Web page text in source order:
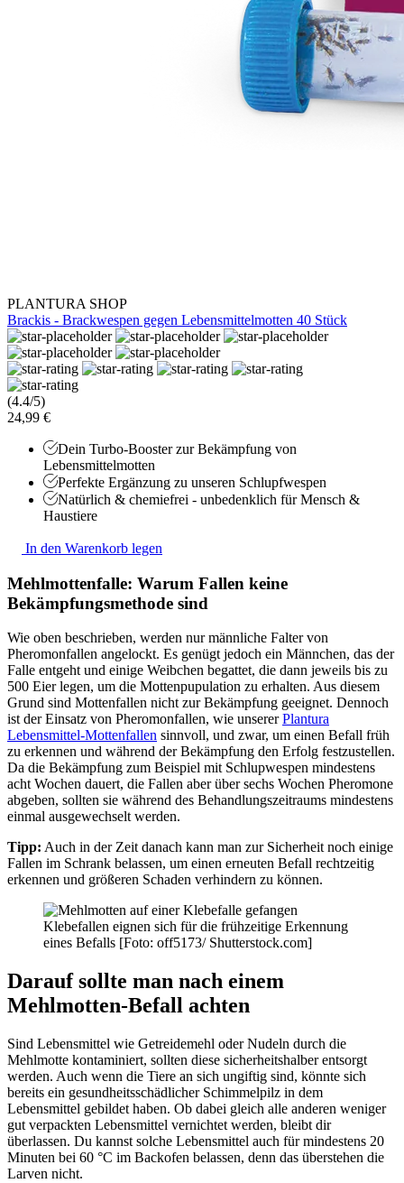
PLANTURA SHOP
Brackis - Brackwespen gegen Lebensmittelmotten 40 Stück
(4.4/5)
24,99 €
Dein Turbo-Booster zur Bekämpfung von
Lebensmittelmotten
Perfekte Ergänzung zu unseren Schlupfwespen
Natürlich & chemiefrei - unbedenklich für Mensch &
Haustiere
In den Warenkorb legen
Mehlmottenfalle: Warum Fallen keine
Bekämpfungsmethode sind
Wie oben beschrieben, werden nur männliche Falter von
Pheromonfallen angelockt. Es genügt jedoch ein Männchen, das der
Falle entgeht und einige Weibchen begattet, die dann jeweils bis zu
500 Eier legen, um die Mottenpupulation zu erhalten. Aus diesem
Grund sind Mottenfallen nicht zur Bekämpfung geeignet. Dennoch
ist der Einsatz von Pheromonfallen, wie unsererPlantura
Lebensmittel-Mottenfallen sinnvoll, und zwar, um einen Befall früh
zu erkennen und während der Bekämpfung den Erfolg festzustellen.
Da die Bekämpfung zum Beispiel mit Schlupwespen mindestens
acht Wochen dauert, die Fallen aber über sechs Wochen Pheromone
abgeben, sollten sie während des Behandlungszeitraums mindestens
einmal ausgewechselt werden.
Tipp: Auch in der Zeit danach kann man zur Sicherheit noch einige
Fallen im Schrank belassen, um einen erneuten Befall rechtzeitig
erkennen und größeren Schaden verhindern zu können.
Klebefallen eignen sich für die frühzeitige Erkennung
eines Befalls [Foto: off5173/ Shutterstock.com]
Darauf sollte man nach einem
Mehlmotten-Befall achten
Sind Lebensmittel wie Getreidemehl oder Nudeln durch die
Mehlmotte kontaminiert, sollten diese sicherheitshalber entsorgt
werden. Auch wenn die Tiere an sich ungiftig sind, könnte sich
bereits ein gesundheitsschädlicher Schimmelpilz in dem
Lebensmittel gebildet haben. Ob dabei gleich alle anderen weniger
gut verpackten Lebensmittel vernichtet werden, bleibt dir
überlassen. Du kannst solche Lebensmittel auch für mindestens 20
Minuten bei 60 °C im Backofen belassen, denn das überstehen die
Larven nicht.